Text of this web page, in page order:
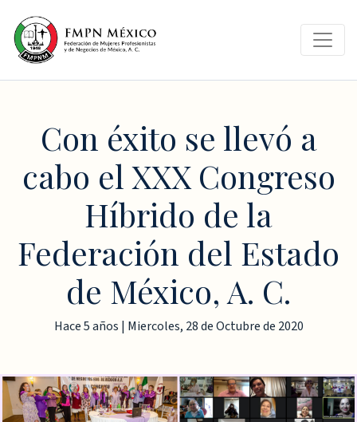
Con éxito se llevó a
cabo el XXX Congreso
Híbrido de la
Federación del Estado
de México, A. C.
Hace 5 años | Miercoles, 28 de Octubre de 2020